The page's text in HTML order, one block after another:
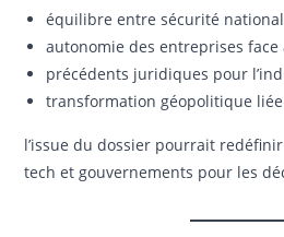
équilibre entre sécurité
autonomie des entreprises
précédents juridiques pour
transformation géopolitique liée
l’issue du dossier pourrait
tech et gouvernements pour les